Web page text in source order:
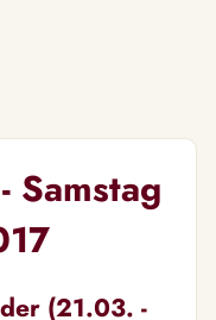
Samstag
(21.03. -